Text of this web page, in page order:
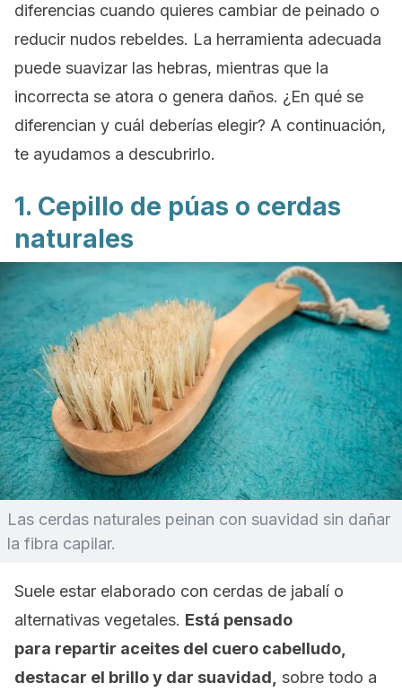
diferencias cuando quieres cambiar de peinado o
reducir nudos rebeldes. La herramienta adecuada
puede suavizar las hebras, mientras que la
incorrecta se atora o genera daños. ¿En qué se
diferencian y cuál deberías elegir? A continuación,
te ayudamos a descubrirlo.
1. Cepillo de púas o cerdas
naturales
Las cerdas naturales peinan con suavidad sin dañar
la fibra capilar.
Suele estar elaborado con cerdas de jabalí o
alternativas vegetales. Está pensado
para repartir aceites del cuero cabelludo,
destacar el brillo y dar suavidad, sobre todo a